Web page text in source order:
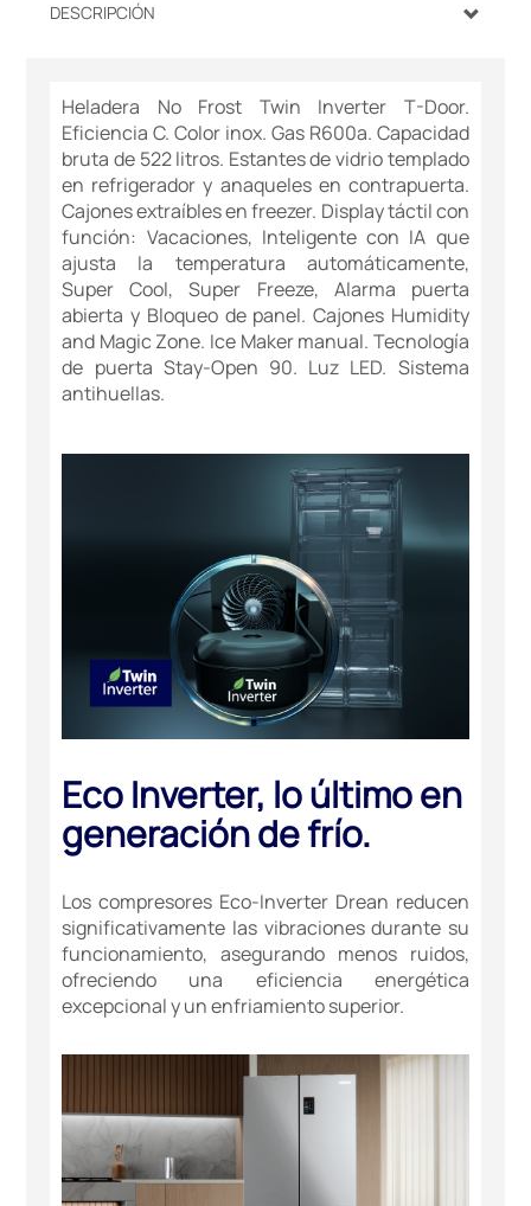
DESCRIPCIÓN
Heladera No Frost Twin Inverter T-Door.
Eficiencia C. Color inox. Gas R600a. Capacidad
bruta de 522 litros. Estantes de vidrio templado
en refrigerador y anaqueles en contrapuerta.
Cajones extraíbles en freezer. Display táctil con
función: Vacaciones, Inteligente con IA que
ajusta la temperatura automáticamente,
Super Cool, Super Freeze, Alarma puerta
abierta y Bloqueo de panel. Cajones Humidity
and Magic Zone. Ice Maker manual. Tecnología
de puerta Stay-Open 90. Luz LED. Sistema
antihuellas.
Eco Inverter, lo último en
generación de frío.
Los compresores Eco-Inverter Drean reducen
significativamente las vibraciones durante su
funcionamiento, asegurando menos ruidos,
ofreciendo una eficiencia energética
excepcional y un enfriamiento superior.